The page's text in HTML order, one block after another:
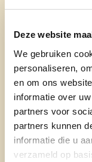
Deze website
We gebruiken
personaliseren,
en om ons
informatie over
partners voor
partners kunnen
informatie die u
verzameld op
@vdl_sarah